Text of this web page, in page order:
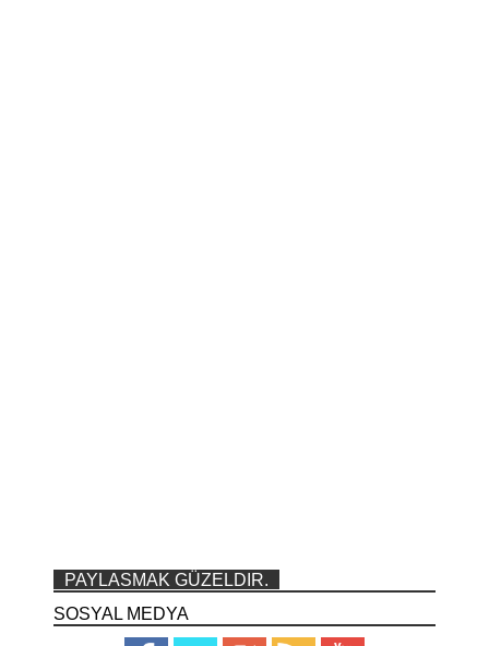
PAYLASMAK GÜZELDIR.
SOSYAL MEDYA